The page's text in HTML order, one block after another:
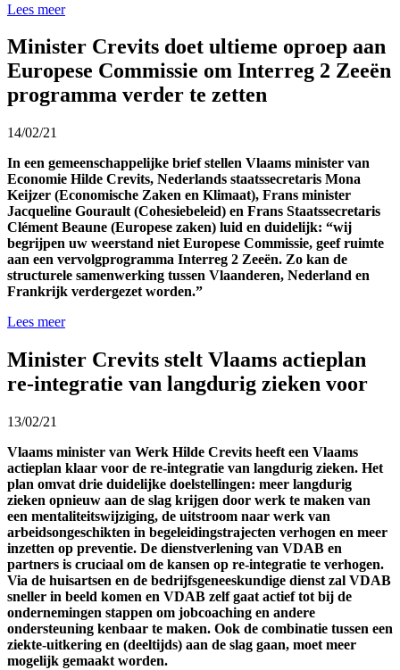
Lees meer
Minister Crevits doet ultieme oproep aan
Europese Commissie om Interreg 2 Zeeën
programma verder te zetten
14/02/21
In een gemeenschappelijke brief stellen Vlaams minister van
Economie Hilde Crevits, Nederlands staatssecretaris Mona
Keijzer (Economische Zaken en Klimaat), Frans minister
Jacqueline Gourault (Cohesiebeleid) en Frans Staatssecretaris
Clément Beaune (Europese zaken) luid en duidelijk: “wij
begrijpen uw weerstand niet Europese Commissie, geef ruimte
aan een vervolgprogramma Interreg 2 Zeeën. Zo kan de
structurele samenwerking tussen Vlaanderen, Nederland en
Frankrijk verdergezet worden.”
Lees meer
Minister Crevits stelt Vlaams actieplan
re-integratie van langdurig zieken voor
13/02/21
Vlaams minister van Werk Hilde Crevits heeft een Vlaams
actieplan klaar voor de re-integratie van langdurig zieken. Het
plan omvat drie duidelijke doelstellingen: meer langdurig
zieken opnieuw aan de slag krijgen door werk te maken van
een mentaliteitswijziging, de uitstroom naar werk van
arbeidsongeschikten in begeleidingstrajecten verhogen en meer
inzetten op preventie. De dienstverlening van VDAB en
partners is cruciaal om de kansen op re-integratie te verhogen.
Via de huisartsen en de bedrijfsgeneeskundige dienst zal VDAB
sneller in beeld komen en VDAB zelf gaat actief tot bij de
ondernemingen stappen om jobcoaching en andere
ondersteuning kenbaar te maken. Ook de combinatie tussen een
ziekte-uitkering en (deeltijds) aan de slag gaan, moet meer
mogelijk gemaakt worden.